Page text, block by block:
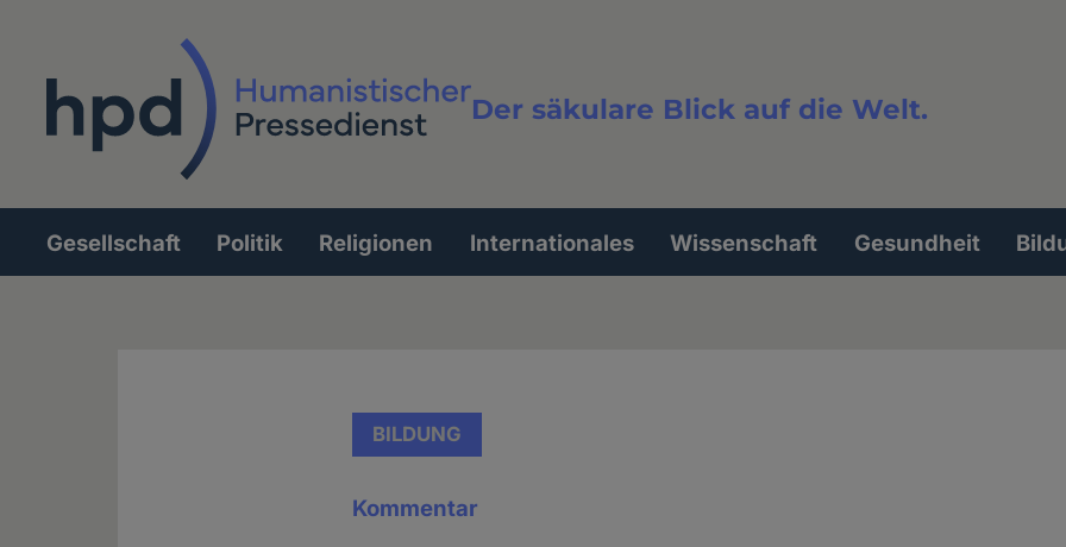
Der säkulare Blick auf die Welt.
Volltextsuche
Hauptnavigation
Gesellschaft Politik Religionen Internationales Wissenschaft Gesundheit
BILDUNG
Kommentar